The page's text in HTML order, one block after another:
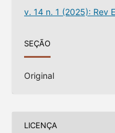
v. 14 n. 1 (2025): Rev
SEÇÃO
Original
LICENÇA